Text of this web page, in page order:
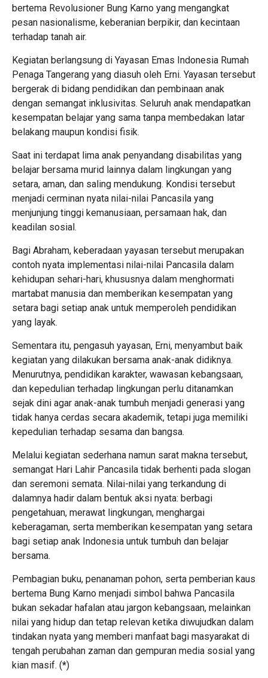
bertema Revolusioner Bung Karno yang mengangkat
pesan nasionalisme, keberanian berpikir, dan kecintaan
terhadap tanah air.
Kegiatan berlangsung di Yayasan Emas Indonesia Rumah
Penaga Tangerang yang diasuh oleh Erni. Yayasan tersebut
bergerak di bidang pendidikan dan pembinaan anak
dengan semangat inklusivitas. Seluruh anak mendapatkan
kesempatan belajar yang sama tanpa membedakan latar
belakang maupun kondisi fisik.
Saat ini terdapat lima anak penyandang disabilitas yang
belajar bersama murid lainnya dalam lingkungan yang
setara, aman, dan saling mendukung. Kondisi tersebut
menjadi cerminan nyata nilai-nilai Pancasila yang
menjunjung tinggi kemanusiaan, persamaan hak, dan
keadilan sosial.
Bagi Abraham, keberadaan yayasan tersebut merupakan
contoh nyata implementasi nilai-nilai Pancasila dalam
kehidupan sehari-hari, khususnya dalam menghormati
martabat manusia dan memberikan kesempatan yang
setara bagi setiap anak untuk memperoleh pendidikan
yang layak.
Sementara itu, pengasuh yayasan, Erni, menyambut baik
kegiatan yang dilakukan bersama anak-anak didiknya.
Menurutnya, pendidikan karakter, wawasan kebangsaan,
dan kepedulian terhadap lingkungan perlu ditanamkan
sejak dini agar anak-anak tumbuh menjadi generasi yang
tidak hanya cerdas secara akademik, tetapi juga memiliki
kepedulian terhadap sesama dan bangsa.
Melalui kegiatan sederhana namun sarat makna tersebut,
semangat Hari Lahir Pancasila tidak berhenti pada slogan
dan seremoni semata. Nilai-nilai yang terkandung di
dalamnya hadir dalam bentuk aksi nyata: berbagi
pengetahuan, merawat lingkungan, menghargai
keberagaman, serta memberikan kesempatan yang setara
bagi setiap anak Indonesia untuk tumbuh dan belajar
bersama.
Pembagian buku, penanaman pohon, serta pemberian kaus
bertema Bung Karno menjadi simbol bahwa Pancasila
bukan sekadar hafalan atau jargon kebangsaan, melainkan
nilai yang hidup dan tetap relevan ketika diwujudkan dalam
tindakan nyata yang memberi manfaat bagi masyarakat di
tengah perubahan zaman dan gempuran media sosial yang
kian masif. (*)